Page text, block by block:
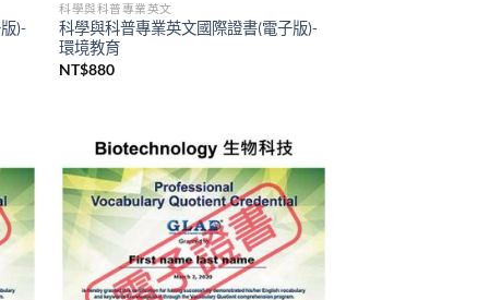
)-
科學與科普專業英文
科學與科普專業英文國際證書(電子版)-
環境教育
NT$880